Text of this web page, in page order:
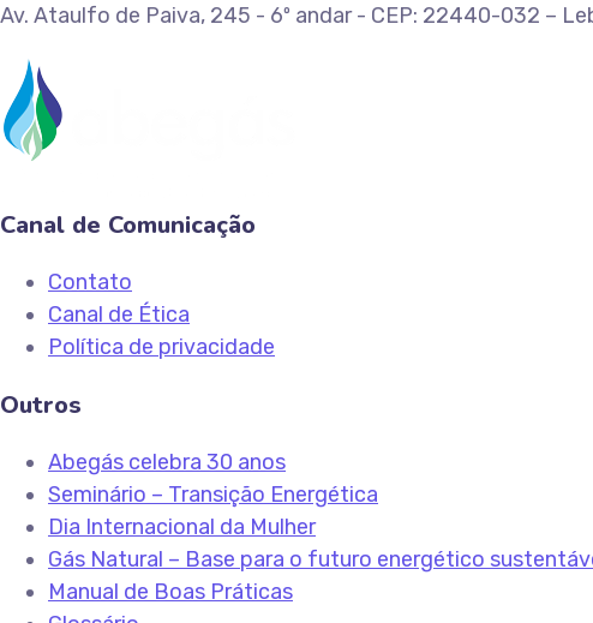
Av. Ataulfo de Paiva, 245 - 6º andar - CEP: 22440-032 –
Canal de Comunicação
Contato
Canal de Ética
Política de privacidade
Outros
Abegás celebra 30 anos
Seminário – Transição Energética
Dia Internacional da Mulher
Gás Natural – Base para o futuro energético
Manual de Boas Práticas